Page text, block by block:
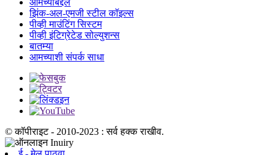
आमच्याबद्दल
झिंक-अल-एमजी स्टील कॉइल्स
पीव्ही माउंटिंग सिस्टम
पीव्ही इंटिग्रेटेड सोल्युशन्स
बातम्या
आमच्याशी संपर्क साधा
© कॉपीराइट - 2010-2023 : सर्व हक्क राखीव.